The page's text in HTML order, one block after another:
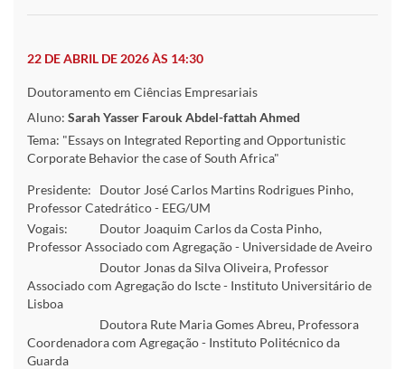
22 DE ABRIL DE 2026 ÀS 14:30
Doutoramento em Ciências Empresariais
Aluno: Sarah Yasser Farouk Abdel-fattah Ahmed
Tema: "Essays on Integrated Reporting and Opportunistic
Corporate Behavior the case of South Africa"
Presidente:
Doutor José Carlos Martins Rodrigues Pinho,
Professor Catedrático - EEG/UM
Vogais:
Doutor Joaquim Carlos da Costa Pinho,
Professor Associado com Agregação - Universidade de Aveiro
Doutor Jonas da Silva Oliveira, Professor
Associado com Agregação do Iscte - Instituto Universitário de
Lisboa
Doutora Rute Maria Gomes Abreu, Professora
Coordenadora com Agregação - Instituto Politécnico da
Guarda